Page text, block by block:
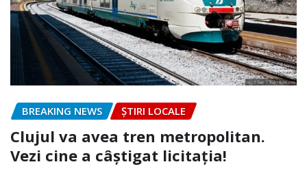
BREAKING NEWS ȘTIRI LOCALE
Clujul va avea tren metropolitan.
Vezi cine a câștigat licitația!